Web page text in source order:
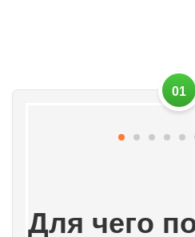
01
Для чего